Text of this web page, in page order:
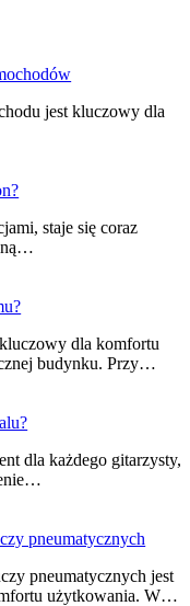
jest kluczowy dla
staje się coraz
dla komfortu
budynku. Przy…
dla każdego gitarzysty,
pneumatycznych
pneumatycznych jest
użytkowania. W…